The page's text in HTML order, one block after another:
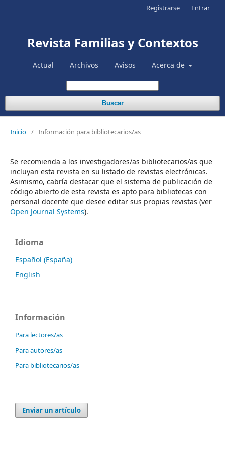
Revista Familias y Contextos
Actual Archivos Avisos Acerca de
Buscar
Registrarse Entrar
Inicio / Información para bibliotecarios/as
Se recomienda a los investigadores/as bibliotecarios/as que
incluyan esta revista en su listado de revistas electrónicas.
Asimismo, cabría destacar que el sistema de publicación de
código abierto de esta revista es apto para bibliotecas con
personal docente que desee editar sus propias revistas (ver
Open Journal Systems).
Idioma
Español (España)
English
Información
Para lectores/as
Para autores/as
Para bibliotecarios/as
Enviar un artículo